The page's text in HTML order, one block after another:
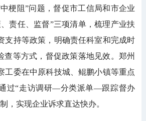
梗阻”问题，督促市工信局和市企业
责任、监督”三项清单，梳理产业扶
支持等政策，明确责任科室和完成时
查等方式，督促政策落地见效。郑州
工委在中原科技城、鲲鹏小镇等重点
过“走访调研—分类派单—跟踪督办
，实现企业诉求直达快办。